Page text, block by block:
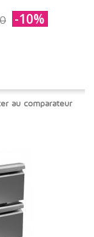
-10%
au comparateur